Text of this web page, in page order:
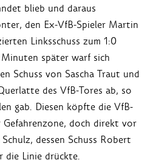
blieb und daraus
den Ex-VfB-Spieler Martin
Linksschuss zum 1:0
später warf sich
Schuss von Sascha Traut und
des VfB-Tores ab, so
gab. Diesen köpfte die VfB-
Gefahrenzone, doch direkt vor
dessen Schuss Robert
die Linie drückte.